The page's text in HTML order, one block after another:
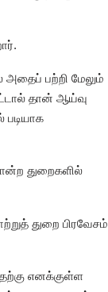
பற்றி மேலும்
தான் ஆய்வு
துறைகளில்
துறை பிரவேசம்
எனக்குள்ள